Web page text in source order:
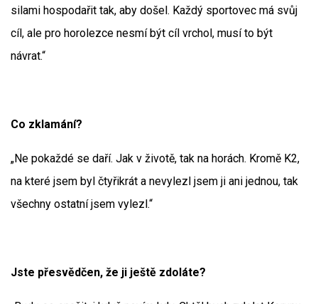
silami hospodařit tak, aby došel. Každý sportovec má svůj
cíl, ale pro horolezce nesmí být cíl vrchol, musí to být
návrat.“
Co zklamání?
„Ne pokaždé se daří. Jak v životě, tak na horách. Kromě K2,
na které jsem byl čtyřikrát a nevylezl jsem ji ani jednou, tak
všechny ostatní jsem vylezl.“
Jste přesvědčen, že ji ještě zdoláte?